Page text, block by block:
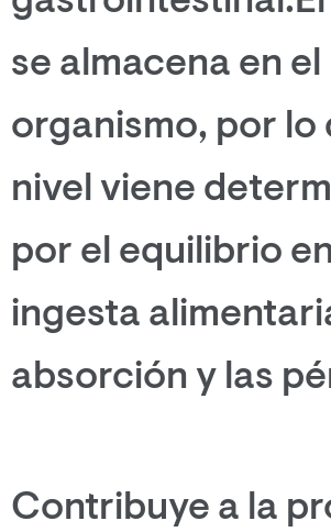
se almacena en el
organismo, por lo
nivel viene
por el equilibrio
ingesta
absorción y las
Contribuye a la